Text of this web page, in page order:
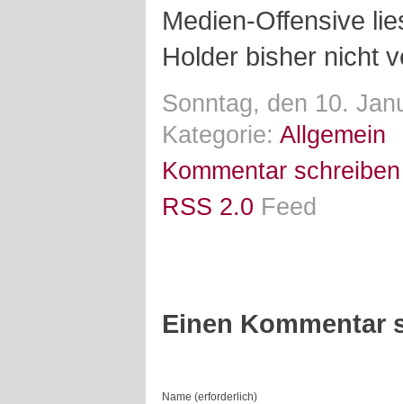
Medien-Offensive
Holder bisher nicht
Sonntag, den 10.
Kategorie: Allgemein
Kommentar schreiben
RSS 2.0 Feed
Einen Kommentar
Name (erforderlich)